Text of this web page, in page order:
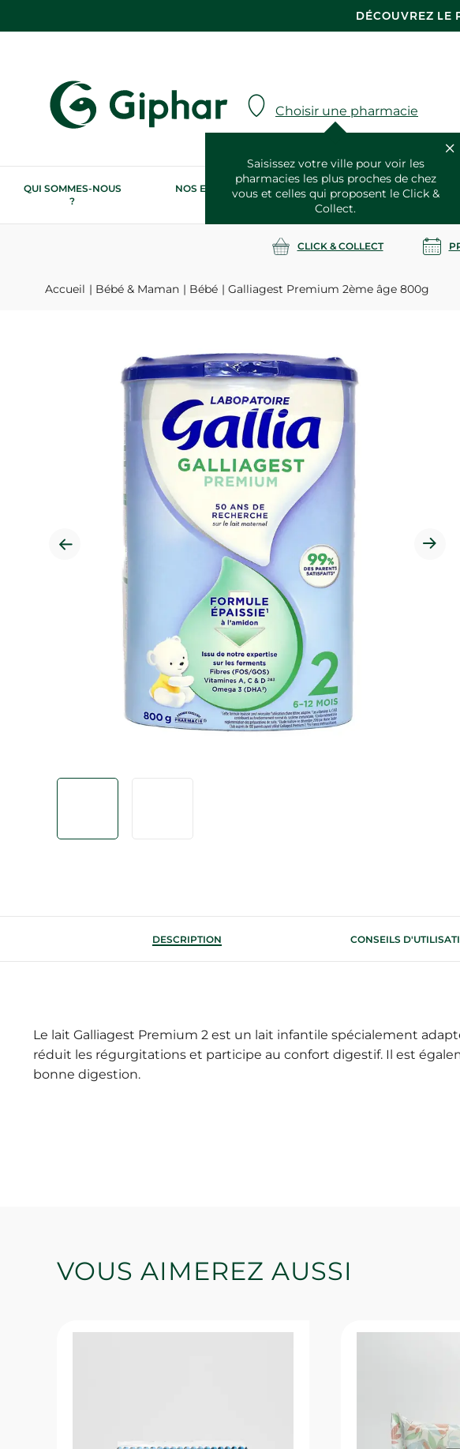
DÉCOUVREZ LE
Choisir une pharmacie
Saisissez votre ville pour voir les
pharmacies les plus proches de chez
vous et celles qui proposent le Click &
Collect.
QUI SOMMES-NOUS
?
NOS ENGAGEMENTS
RSE
NOS SERVICES
SANTÉ
CLICK & COLLECT
Accueil Bébé & Maman Bébé Galliagest Premium 2ème âge 800g
DESCRIPTION CONSEILS
Le lait Galliagest Premium 2 est un lait infantile spécialement
réduit les régurgitations et participe au confort digestif. Il est
bonne digestion.
VOUS AIMEREZ AUSSI